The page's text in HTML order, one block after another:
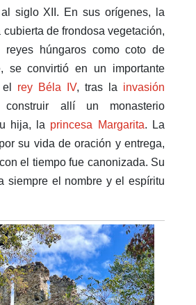
siglo XII. En sus orígenes, la
de frondosa vegetación,
reyes húngaros como coto de
se convirtió en un importante
el rey Béla IV, tras la invasión
allí un monasterio
hija, la princesa Margarita. La
su vida de oración y entrega,
el tiempo fue canonizada. Su
siempre el nombre y el espíritu